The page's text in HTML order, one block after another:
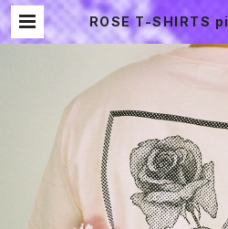
ROSE T-SHIRTS
E SOUVENIR